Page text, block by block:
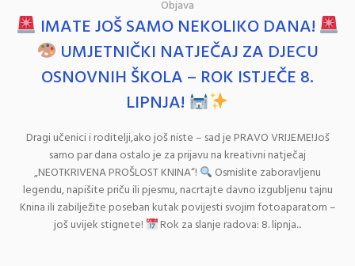
Objava
IMATE JOŠ SAMO NEKOLIKO DANA!
UMJETNIČKI NATJEČAJ ZA DJECU
OSNOVNIH ŠKOLA – ROK ISTJEČE 8.
LIPNJA!
Dragi učenici i roditelji,ako još niste – sad je PRAVO VRIJEME!Još
samo par dana ostalo je za prijavu na kreativni natječaj
„NEOTKRIVENA PROŠLOST KNINA“!
Osmislite zaboravljenu
legendu, napišite priču ili pjesmu, nacrtajte davno izgubljenu tajnu
Knina ili zabilježite poseban kutak povijesti svojim fotoaparatom –
još uvijek stignete!
Rok za slanje radova: 8. lipnja...